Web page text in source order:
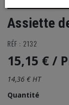
Assiette
RÉF : 2132
15,15 € /
14,36 € HT
Quantité